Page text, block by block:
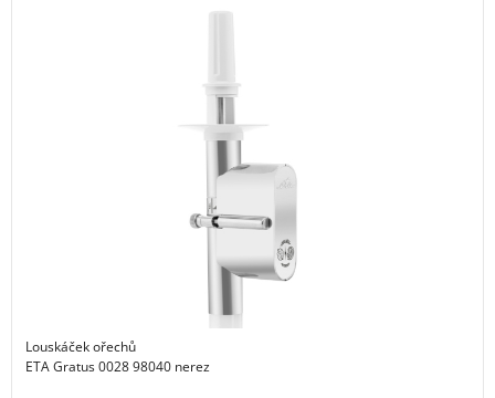
Louskáček ořechů
ETA Gratus 0028 98040 nerez